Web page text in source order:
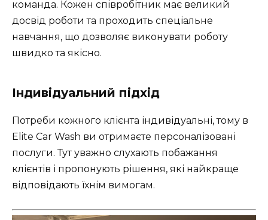
команда. Кожен співробітник має великий
досвід роботи та проходить спеціальне
навчання, що дозволяє виконувати роботу
швидко та якісно.
Індивідуальний підхід
Потреби кожного клієнта індивідуальні, тому в
Elite Car Wash ви отримаєте персоналізовані
послуги. Тут уважно слухають побажання
клієнтів і пропонують рішення, які найкраще
відповідають їхнім вимогам.